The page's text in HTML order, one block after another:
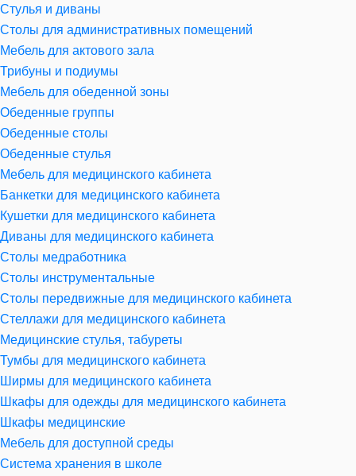
Стулья и диваны
Столы для административных помещений
Мебель для актового зала
Трибуны и подиумы
Мебель для обеденной зоны
Обеденные группы
Обеденные столы
Обеденные стулья
Мебель для медицинского кабинета
Банкетки для медицинского кабинета
Кушетки для медицинского кабинета
Диваны для медицинского кабинета
Столы медработника
Столы инструментальные
Столы передвижные для медицинского кабинета
Стеллажи для медицинского кабинета
Медицинские стулья, табуреты
Тумбы для медицинского кабинета
Ширмы для медицинского кабинета
Шкафы для одежды для медицинского кабинета
Шкафы медицинские
Мебель для доступной среды
Система хранения в школе